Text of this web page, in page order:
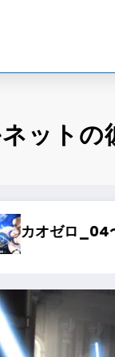
ットの
カオゼロ_03